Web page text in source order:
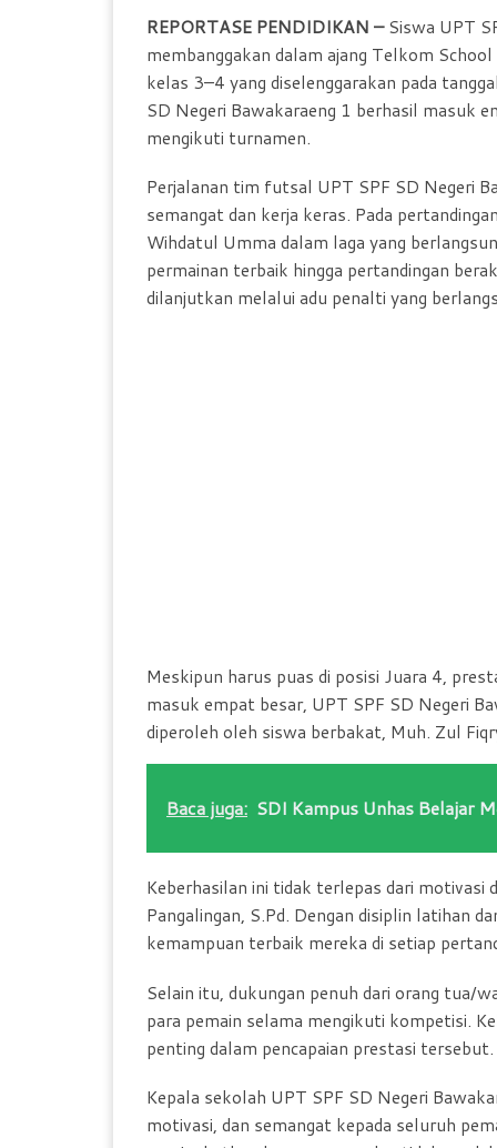
REPORTASE PENDIDIKAN –Siswa UPT
membanggakan dalam ajang Telkom
kelas 3–4 yang diselenggarakan pada
SD Negeri Bawakaraeng 1 berhasil masuk
mengikuti turnamen.
Perjalanan tim futsal UPT SPF SD Negeri
semangat dan kerja keras. Pada
Wihdatul Umma dalam laga yang
permainan terbaik hingga pertandingan
dilanjutkan melalui adu penalti yang
Meskipun harus puas di posisi Juara 4,
masuk empat besar, UPT SPF SD Negeri
diperoleh oleh siswa berbakat, Muh. Zul
Baca juga: SDI Kampus Unhas Belajar
Keberhasilan ini tidak terlepas dari motivasi
Pangalingan, S.Pd. Dengan disiplin latihan
kemampuan terbaik mereka di setiap
Selain itu, dukungan penuh dari orang tua/
para pemain selama mengikuti kompetisi.
penting dalam pencapaian prestasi tersebut.
Kepala sekolah UPT SPF SD Negeri
motivasi, dan semangat kepada seluruh